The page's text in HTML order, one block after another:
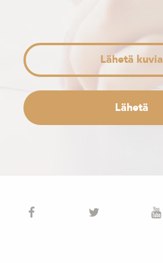
Lähetä kuvia